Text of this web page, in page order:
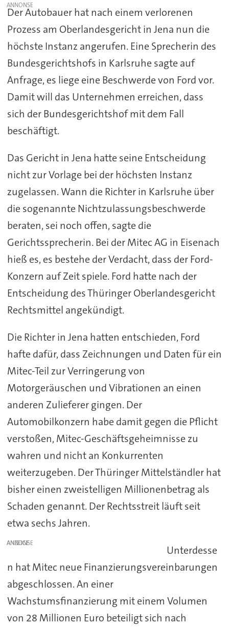
Der Autobauer hat nach einem verlorenen
Prozess am Oberlandesgericht in Jena nun die
höchste Instanz angerufen. Eine Sprecherin des
Bundesgerichtshofs in Karlsruhe sagte auf
Anfrage, es liege eine Beschwerde von Ford vor.
Damit will das Unternehmen erreichen, dass
sich der Bundesgerichtshof mit dem Fall
beschäftigt.
Das Gericht in Jena hatte seine Entscheidung
nicht zur Vorlage bei der höchsten Instanz
zugelassen. Wann die Richter in Karlsruhe über
die sogenannte Nichtzulassungsbeschwerde
beraten, sei noch offen, sagte die
Gerichtssprecherin. Bei der Mitec AG in Eisenach
hieß es, es bestehe der Verdacht, dass der Ford-
Konzern auf Zeit spiele. Ford hatte nach der
Entscheidung des Thüringer Oberlandesgericht
Rechtsmittel angekündigt.
Die Richter in Jena hatten entschieden, Ford
hafte dafür, dass Zeichnungen und Daten für ein
Mitec-Teil zur Verringerung von
Motorgeräuschen und Vibrationen an einen
anderen Zulieferer gingen. Der
Automobilkonzern habe damit gegen die Pflicht
verstoßen, Mitec-Geschäftsgeheimnisse zu
wahren und nicht an Konkurrenten
weiterzugeben. Der Thüringer Mittelständler hat
bisher einen zweistelligen Millionenbetrag als
Schaden genannt. Der Rechtsstreit läuft seit
etwa sechs Jahren.
ANZEIGE
Unterdesse
n hat Mitec neue Finanzierungsvereinbarungen
abgeschlossen. An einer
Wachstumsfinanzierung mit einem Volumen
von 28 Millionen Euro beteiligt sich nach